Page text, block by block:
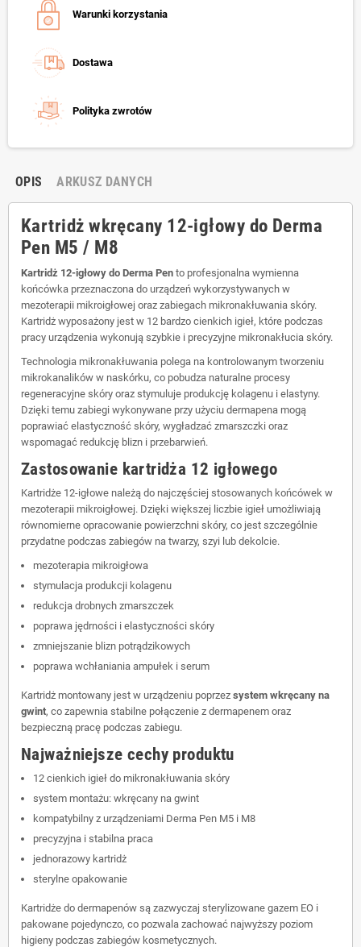
Warunki korzystania
Dostawa
Polityka zwrotów
OPIS ARKUSZ DANYCH
Kartridż wkręcany 12-igłowy do Derma
Pen M5 / M8
Kartridż 12-igłowy do Derma Pen to profesjonalna wymienna
końcówka przeznaczona do urządzeń wykorzystywanych w
mezoterapii mikroigłowej oraz zabiegach mikronakłuwania skóry.
Kartridż wyposażony jest w 12 bardzo cienkich igieł, które podczas
pracy urządzenia wykonują szybkie i precyzyjne mikronakłucia skóry.
Technologia mikronakłuwania polega na kontrolowanym tworzeniu
mikrokanalików w naskórku, co pobudza naturalne procesy
regeneracyjne skóry oraz stymuluje produkcję kolagenu i elastyny.
Dzięki temu zabiegi wykonywane przy użyciu dermapena mogą
poprawiać elastyczność skóry, wygładzać zmarszczki oraz
wspomagać redukcję blizn i przebarwień.
Zastosowanie kartridża 12 igłowego
Kartridże 12-igłowe należą do najczęściej stosowanych końcówek w
mezoterapii mikroigłowej. Dzięki większej liczbie igieł umożliwiają
równomierne opracowanie powierzchni skóry, co jest szczególnie
przydatne podczas zabiegów na twarzy, szyi lub dekolcie.
mezoterapia mikroigłowa
stymulacja produkcji kolagenu
redukcja drobnych zmarszczek
poprawa jędrności i elastyczności skóry
zmniejszanie blizn potrądzikowych
poprawa wchłaniania ampułek i serum
Kartridż montowany jest w urządzeniu poprzez system wkręcany na
gwint, co zapewnia stabilne połączenie z dermapenem oraz
bezpieczną pracę podczas zabiegu.
Najważniejsze cechy produktu
12 cienkich igieł do mikronakłuwania skóry
system montażu: wkręcany na gwint
kompatybilny z urządzeniami Derma Pen M5 i M8
precyzyjna i stabilna praca
jednorazowy kartridż
sterylne opakowanie
Kartridże do dermapenów są zazwyczaj sterylizowane gazem EO i
pakowane pojedynczo, co pozwala zachować najwyższy poziom
higieny podczas zabiegów kosmetycznych.